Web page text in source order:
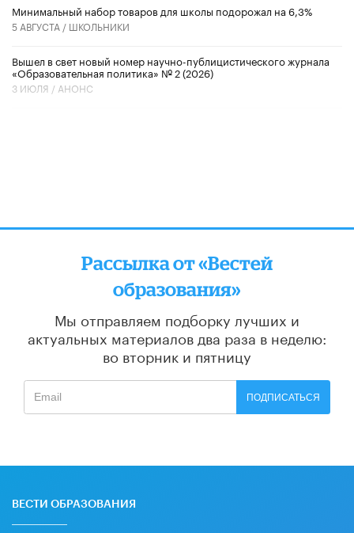
Минимальный набор товаров для школы подорожал на 6,3%
5 АВГУСТА / ШКОЛЬНИКИ
Вышел в свет новый номер научно-публицистического журнала
«Образовательная политика» № 2 (2026)
3 ИЮЛЯ / АНОНС
Рассылка от «Вестей
образования»
Мы отправляем подборку лучших и
актуальных материалов два раза в неделю:
во вторник и пятницу
ПОДПИСАТЬСЯ
ВЕСТИ ОБРАЗОВАНИЯ